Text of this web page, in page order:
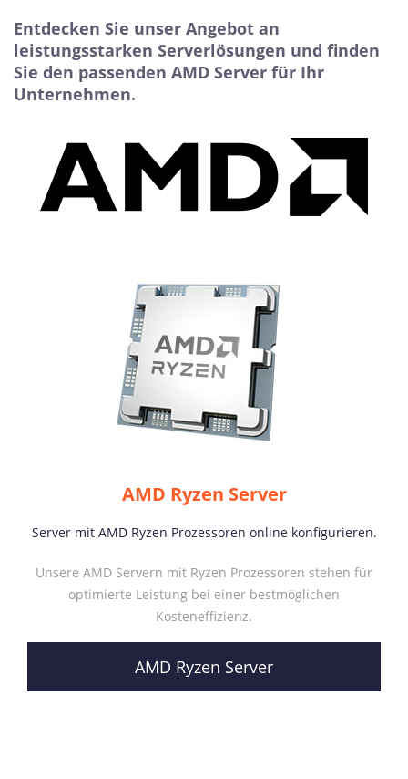
Entdecken Sie unser Angebot an
leistungsstarken Serverlösungen und finden
Sie den passenden AMD Server für Ihr
Unternehmen.
AMD Ryzen Server
Server mit AMD Ryzen Prozessoren online konfigurieren.
Unsere AMD Servern mit Ryzen Prozessoren stehen für
optimierte Leistung bei einer bestmöglichen
Kosteneffizienz.
AMD Ryzen Server